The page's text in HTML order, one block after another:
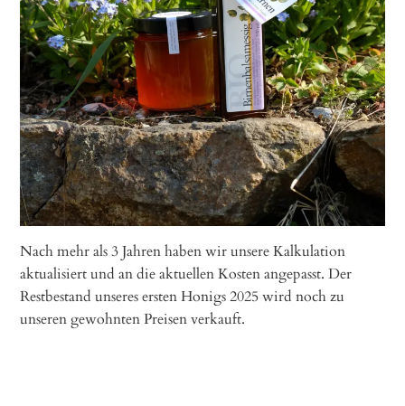
Nach mehr als 3 Jahren haben wir unsere Kalkulation
aktualisiert und an die aktuellen Kosten angepasst. Der
Restbestand unseres ersten Honigs 2025 wird noch zu
unseren gewohnten Preisen verkauft.